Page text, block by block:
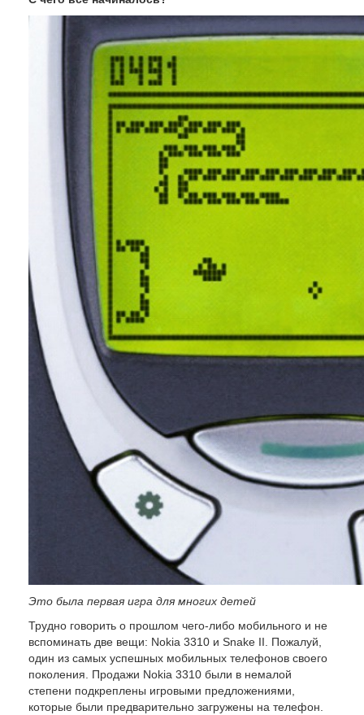
Это была первая игра для многих детей
Трудно говорить о прошлом чего-либо мобильного и не
вспоминать две вещи: Nokia 3310 и Snake II. Пожалуй,
один из самых успешных мобильных телефонов своего
поколения. Продажи Nokia 3310 были в немалой
степени подкреплены игровыми предложениями,
которые были предварительно загружены на телефон.